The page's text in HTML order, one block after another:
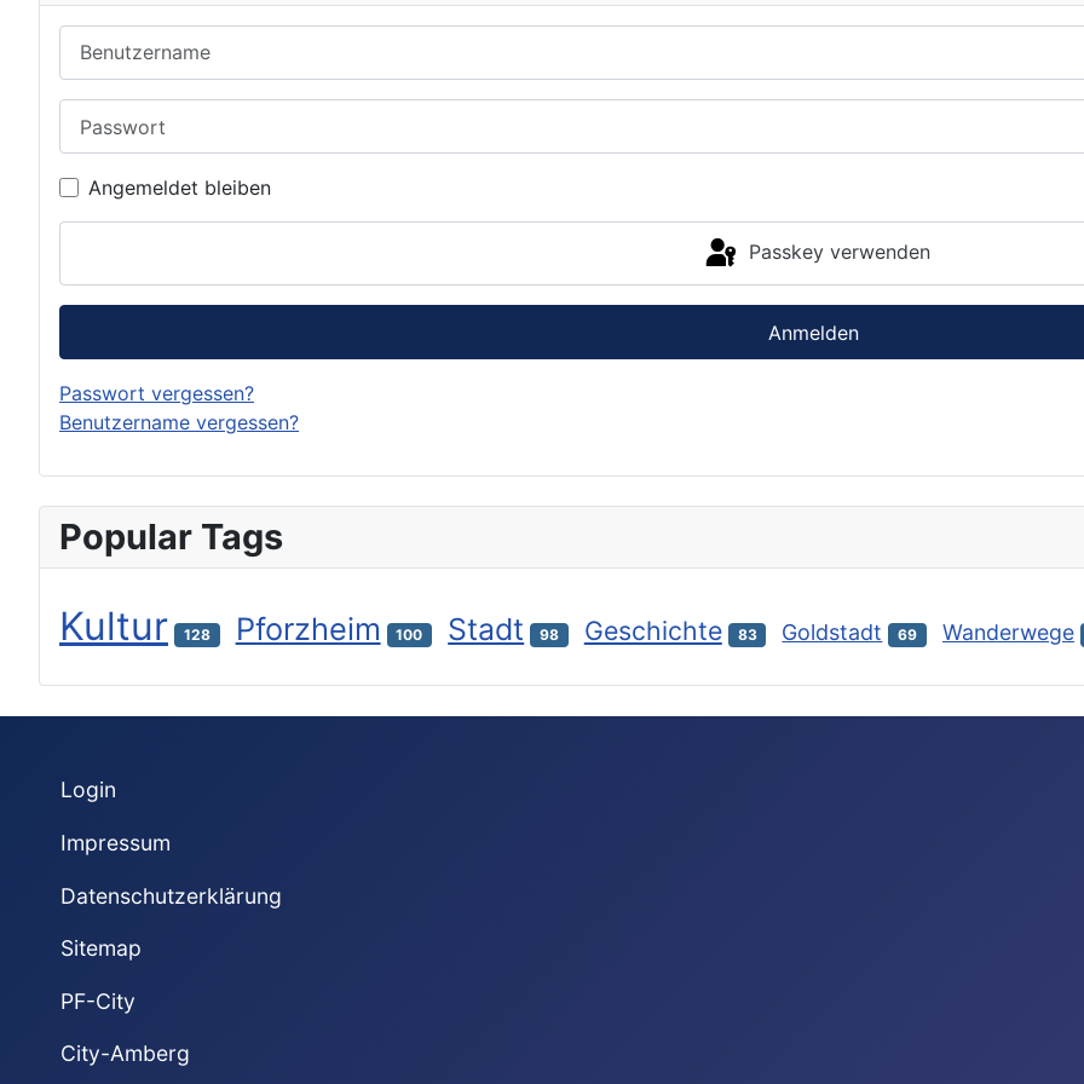
Angemeldet bleiben
Passkey verwenden
Anmelden
Passwort vergessen?
Benutzername vergessen?
Popular Tags
Kultur 128 Pforzheim 100 Stadt 98 Geschichte 83 Goldstadt 69 Wanderwege
Login
Impressum
Datenschutzerklärung
Sitemap
PF-City
City-Amberg